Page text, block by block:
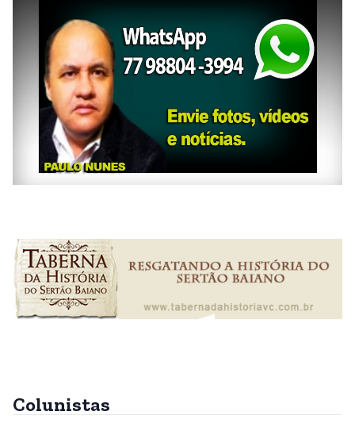
Colunistas